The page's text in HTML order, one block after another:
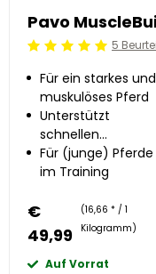
Beoordeling: 5/5
Für ein starkes und
muskulöses Pferd
Unterstützt
schnellen
Muskelaufbau
Für (junge) Pferde
im Training
€
49,99
(16,66 * / 1
Kilogramm)
Auf Vorrat